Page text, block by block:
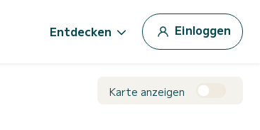
Entdecken Einloggen
Karte anzeigen